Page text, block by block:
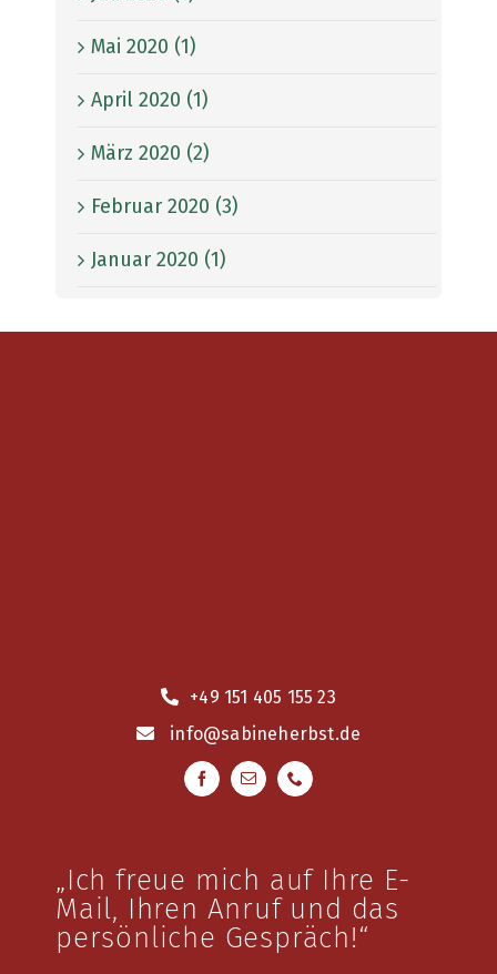
Mai 2020 (1)
April 2020 (1)
März 2020 (2)
Februar 2020 (3)
Januar 2020 (1)
+49 151 405 155 23
info@sabineherbst.de
„Ich freue mich auf Ihre E-
Mail, Ihren Anruf und das
persönliche Gespräch!“